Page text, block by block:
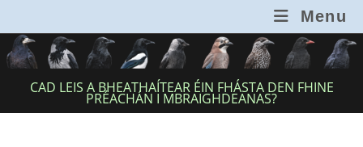
content
Menu
CAD LEIS A BHEATHAÍTEAR ÉIN FHÁSTA DEN FHINE
PRÉACHÁN I MBRAIGHDEANAS?